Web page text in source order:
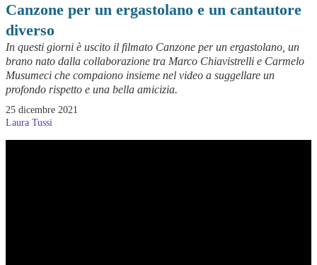
Canzone per un ergastolano e un cantautore
diverso
In questi giorni è uscito il filmato Canzone per un ergastolano, un
brano nato dalla collaborazione tra Marco Chiavistrelli e Carmelo
Musumeci che compaiono insieme nel video a suggellare un
profondo rispetto e una bella amicizia.
25 dicembre 2021
Laura Tussi